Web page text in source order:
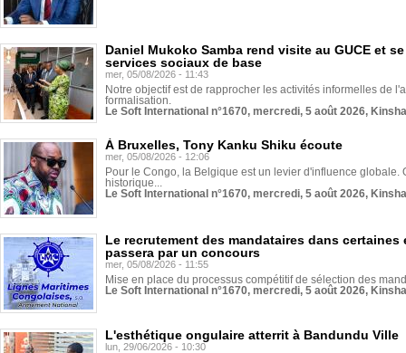
Daniel Mukoko Samba rend visite au GUCE et
services sociaux de base
mer, 05/08/2026 - 11:43
Notre objectif est de rapprocher les activités informelles de
formalisation.
Le Soft International n°1670, mercredi, 5 août 2026,
À Bruxelles, Tony Kanku Shiku écoute
mer, 05/08/2026 - 12:06
Pour le Congo, la Belgique est un levier d'influence globale.
historique...
Le Soft International n°1670, mercredi, 5 août 2026,
Le recrutement des mandataires dans
passera par un concours
mer, 05/08/2026 - 11:55
Mise en place du processus compétitif de sélection des
Le Soft International n°1670, mercredi, 5 août 2026,
L'esthétique ongulaire atterrit à Bandundu Ville
lun, 29/06/2026 - 10:30